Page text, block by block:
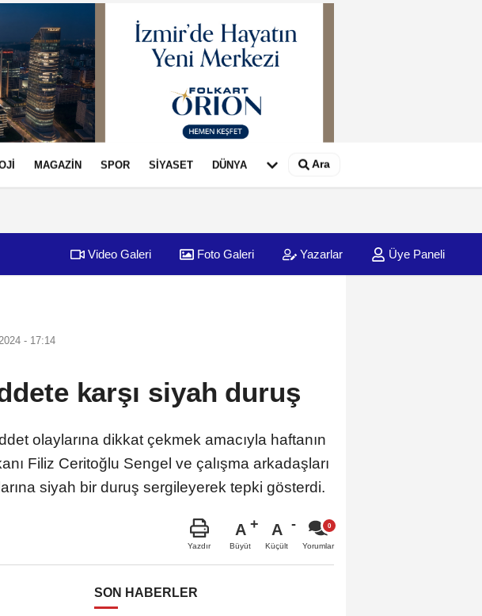
MAGAZİN SPOR SİYASET DÜNYA Ara
Video Galeri Foto Galeri Yazarlar Üye Paneli
- 17:14
karşı siyah duruş
olaylarına dikkat çekmek amacıyla haftanın
Filiz Ceritoğlu Sengel ve çalışma arkadaşları
siyah bir duruş sergileyerek tepki gösterdi.
Yazdır
A
Büyüt
A
Küçült Yorumlar
SON HABERLER